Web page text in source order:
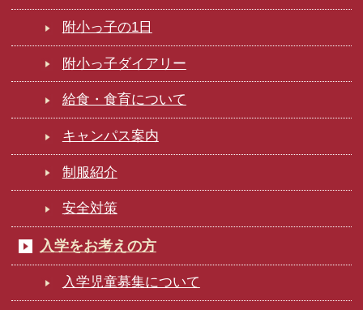
附小っ子の1日
附小っ子ダイアリー
給食・食育について
キャンパス案内
制服紹介
安全対策
入学をお考えの方
入学児童募集について